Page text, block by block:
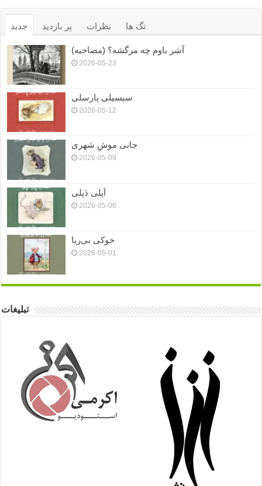
جدید پر بازدید نظرات تگ ها
آشر باوم چه مرگشه؟ (مصاحبه)
2026-05-23
سیسیلی پارسلی
2026-05-12
جانی موشِ شهری
2026-05-09
اَپلی دَپلی
2026-05-06
خوکی بی‌ریا
2026-05-01
تبلیغات